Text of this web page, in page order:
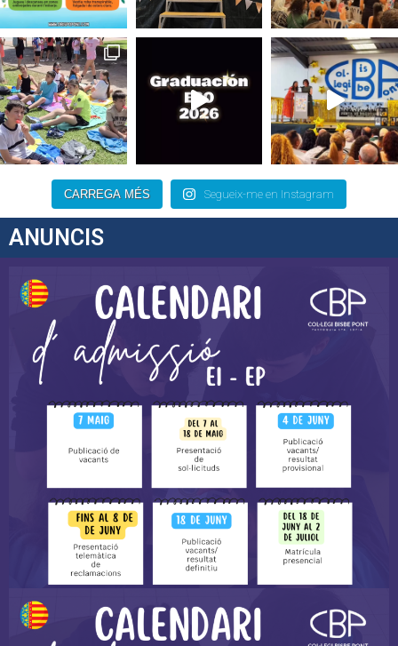
CARREGA MÉS Segueix-me en Instagram
ANUNCIS